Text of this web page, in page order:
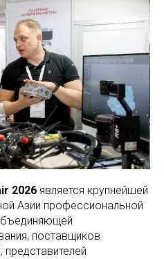
2026 является крупнейшей
Азии профессиональной
поставщиков
представителей